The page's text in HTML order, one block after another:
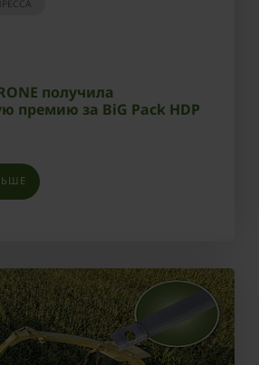
получила
премию за BiG Pack HDP